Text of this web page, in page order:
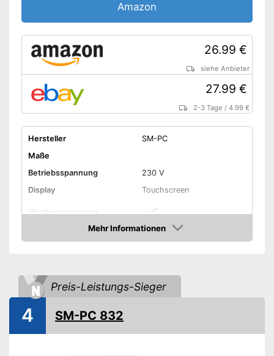
Amazon
26.99 €
siehe Anbieter
27.99 €
2-3 Tage /4.99 €
Hersteller
SM-PC
Maße
Betriebsspannung
230 V
Display
Touchscreen
Wochenprogramm
Frostschutzsicherung
Amazon Lieferzeit
siehe Anbieter
Mehr Informationen
Amazon
Preis-Leistungs-Sieger
4 SM-PC 832